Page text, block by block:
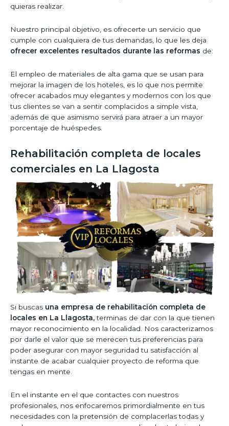
quieras realizar.
Nuestro principal objetivo, es ofrecerte un servicio que
cumple con cualquiera de tus demandas, lo que les deja
ofrecer excelentes resultados durante las reformas de:
El empleo de materiales de alta gama que se usan para
mejorar la imagen de los hoteles, es lo que nos permite
ofrecer acabados muy elegantes y modernos con los que
tus clientes se van a sentir complacidos a simple vista,
además de que asimismo servirá para atraer a un mayor
porcentaje de huéspedes.
Rehabilitación completa de locales
comerciales en La Llagosta
Si buscas una empresa de rehabilitación completa de
locales en La Llagosta,terminas de dar con la que tienen
mayor reconocimiento en la localidad. Nos caracterizamos
por darle el valor que se merecen tus preferencias para
poder asegurar con mayor seguridad tu satisfacción al
instante de acabar cualquier proyecto de reforma que
tengas en mente.
En el instante en el que contactes con nuestros
profesionales, nos enfocaremos primordialmente en tus
necesidades con la pretensión de complacerlas todas y